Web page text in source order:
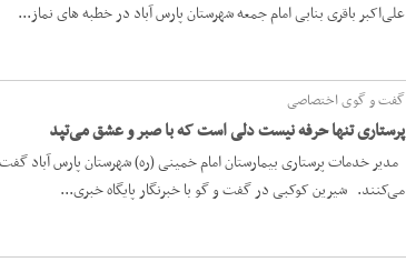
علی‌اکبر باقری بنابی امام جمعه شهرستان پارس آباد در خطبه های نماز...
گفت و گوی اختصاصی
پرستاری تنها حرفه نیست دلی است که با صبر و عشق می‌تپد
مدیر خدمات پرستاری بیمارستان امام خمینی (ره) شهرستان پارس آباد
می‌کنند. شیرین کوکبی در گفت و گو با خبرنگار پایگاه خبری...